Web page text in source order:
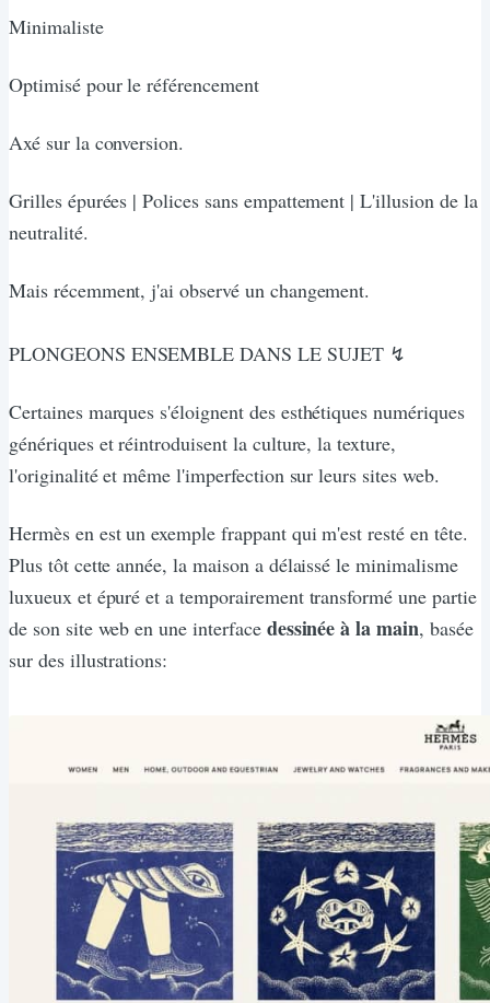
Minimaliste
Optimisé pour le référencement
Axé sur la conversion.
Grilles épurées | Polices sans empattement | L'illusion de la
neutralité.
Mais récemment, j'ai observé un changement.
PLONGEONS ENSEMBLE DANS LE SUJET ↯
Certaines marques s'éloignent des esthétiques numériques
génériques et réintroduisent la culture, la texture,
l'originalité et même l'imperfection sur leurs sites web.
Hermès en est un exemple frappant qui m'est resté en tête.
Plus tôt cette année, la maison a délaissé le minimalisme
luxueux et épuré et a temporairement transformé une partie
de son site web en une interface dessinée à la main, basée
sur des illustrations: